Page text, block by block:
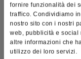
fornire funzionalità dei
traffico. Condividiamo
nostro sito con i nostri
web, pubblicità e social
altre informazioni che
utilizzo dei loro servizi.